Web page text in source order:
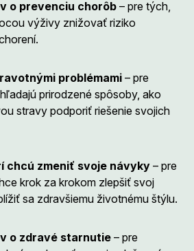
o prevenciu chorôb – pre tých,
výživy znižovať riziko
problémami – pre
prirodzené spôsoby, ako
stravy podporiť riešenie svojich
chcú zmeniť svoje návyky – pre
krok za krokom zlepšiť svoj
sa zdravšiemu životnému štýlu.
o zdravé starnutie – pre